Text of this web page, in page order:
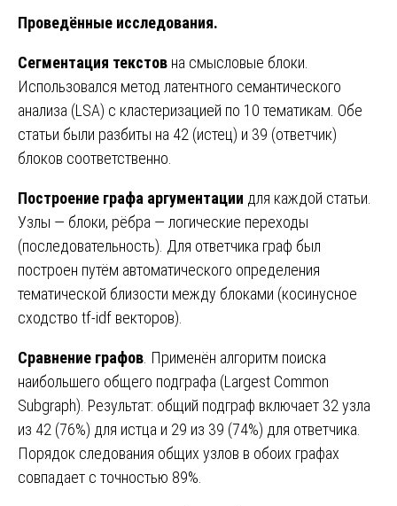
Проведённые исследования.
Сегментация текстов на смысловые блоки.
Использовался метод латентного семантического
анализа (LSA) с кластеризацией по 10 тематикам. Обе
статьи были разбиты на 42 (истец) и 39 (ответчик)
блоков соответственно.
Построение графа аргументации для каждой статьи.
Узлы — блоки, рёбра — логические переходы
(последовательность). Для ответчика граф был
построен путём автоматического определения
тематической близости между блоками (косинусное
сходство tf-idf векторов).
Сравнение графов . Применён алгоритм поиска
наибольшего общего подграфа (Largest Common
Subgraph). Результат: общий подграф включает 32 узла
из 42 (76%) для истца и 29 из 39 (74%) для ответчика.
Порядок следования общих узлов в обоих графах
совпадает с точностью 89%.